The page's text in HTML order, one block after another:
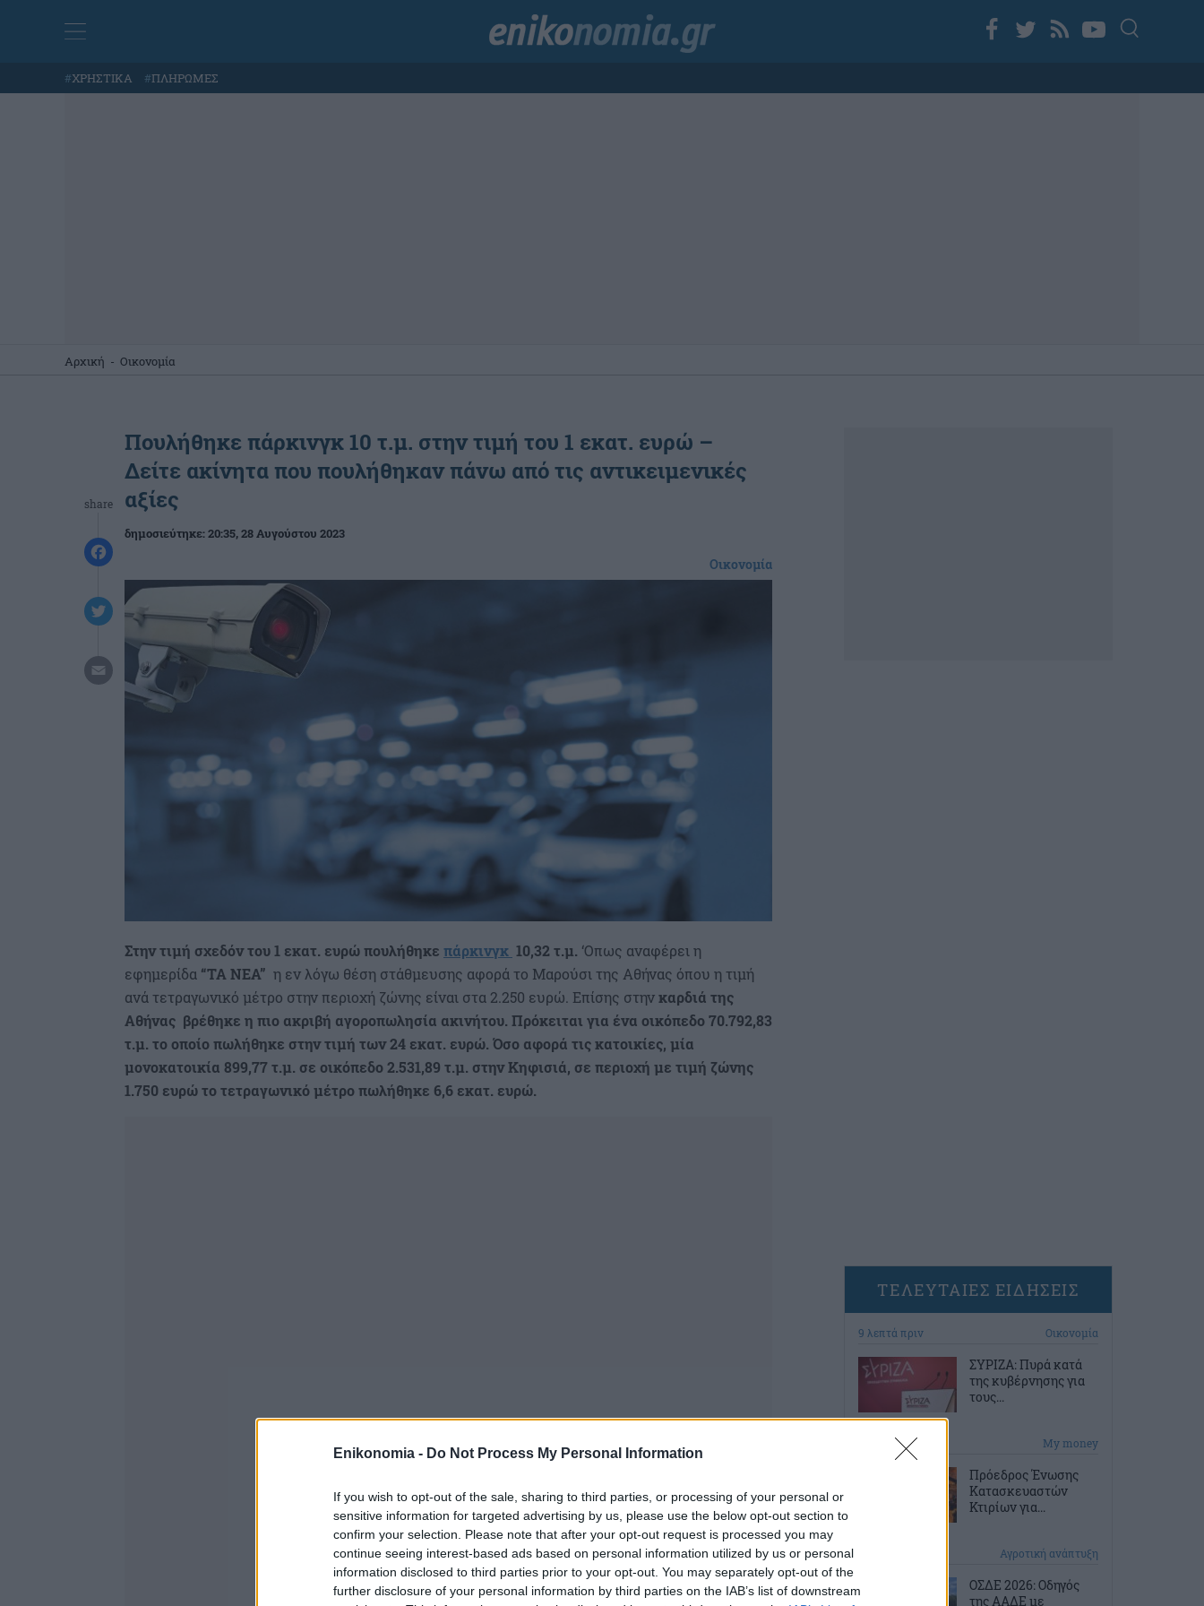
Enikonomia - Do Not Process My Personal Information
If you wish to opt-out of the sale, sharing to third parties, or processing of your personal or
sensitive information for targeted advertising by us, please use the below opt-out section to
confirm your selection. Please note that after your opt-out request is processed you may
continue seeing interest-based ads based on personal information utilized by us or personal
information disclosed to third parties prior to your opt-out. You may separately opt-out of the
further disclosure of your personal information by third parties on the IAB’s list of downstream
#ΧΡΗΣΤΙΚΑ #ΠΛΗΡΩΜΕΣ
Αρχική - Οικονομία
share
Πουλήθηκε πάρκινγκ 10 τ.μ. στην τιμή του 1 εκατ. ευρώ –
Δείτε ακίνητα που πουλήθηκαν πάνω από τις αντικειμενικές
αξίες
δημοσιεύτηκε:20:35, 28 Αυγούστου 2023
Οικονομία
Στην τιμή σχεδόν του 1 εκατ. ευρώπουλήθηκε πάρκινγκ 10,32 τ.μ. ‘Οπως αναφέρει η
εφημερίδα “TA NEA” η εν λόγω θέση στάθμευσης αφορά το Μαρούσι της Αθήνας όπου η τιμή
ανά τετραγωνικό μέτρο στην περιοχή ζώνης είναι στα 2.250 ευρώ. Επίσης στηνκαρδιά της
Αθήνας βρέθηκε η πιο ακριβή αγοροπωλησία ακινήτου. Πρόκειται για ένα οικόπεδο 70.792,83
τ.μ. το οποίο πωλήθηκε στην τιμή των 24 εκατ. ευρώ. Όσο αφορά τις κατοικίες, μία
μονοκατοικία 899,77 τ.μ. σε οικόπεδο 2.531,89 τ.μ. στην Κηφισιά, σε περιοχή με τιμή ζώνης
1.750 ευρώ το τετραγωνικό μέτρο πωλήθηκε 6,6 εκατ. ευρώ.
ΤΕΛΕΥΤΑΙΕΣ ΕΙΔΗΣΕΙΣ
9 λεπτά πριν Οικονομία
ΣΥΡΙΖΑ: Πυρά κατά
της κυβέρνησης για
τους...
39 λεπτά πριν My money
Πρόεδρος Ένωσης
Κατασκευαστών
Κτιρίων για...
Αγροτική ανάπτυξη
ΟΣΔΕ 2026: Οδηγός
της ΑΑΔΕ με